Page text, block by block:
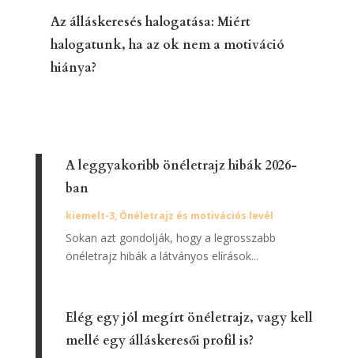
Az álláskeresés halogatása: Miért
halogatunk, ha az ok nem a motiváció
hiánya?
A leggyakoribb önéletrajz hibák 2026-
ban
kiemelt-3, Önéletrajz és motivációs levél
Sokan azt gondolják, hogy a legrosszabb
önéletrajz hibák a látványos elírások...
Elég egy jól megírt önéletrajz, vagy kell
mellé egy álláskeresői profil is?